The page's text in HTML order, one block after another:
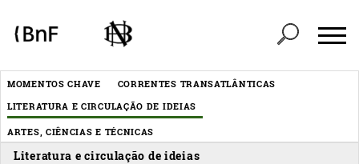
Menu
éditorial
MOMENTOS CHAVE
CORRENTES TRANSATLÂNTICAS
LITERATURA E CIRCULAÇÃO DE IDEIAS
ARTES, CIÊNCIAS E TÉCNICAS
Literatura e circulação de ideias